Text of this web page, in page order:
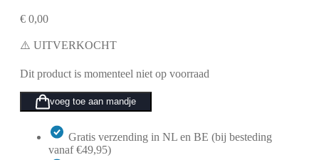
€ 0,00
⚠️ UITVERKOCHT
Dit product is momenteel niet op voorraad
voeg toe aan mandje
Gratis verzending in NL en BE (bij besteding
vanaf €49,95)